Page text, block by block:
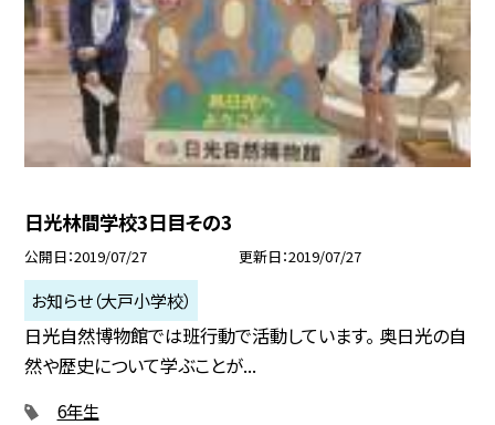
日光林間学校3日目その3
公開日 2019/07/27 更新日 2019/07/27
お知らせ（大戸小学校）
日光自然博物館では班行動で活動しています。 奥日光の自
然や歴史について学ぶことが...
6年生